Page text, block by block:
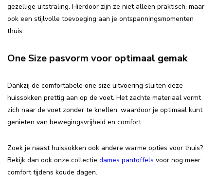
gezellige uitstraling. Hierdoor zijn ze niet alleen praktisch, maar
ook een stijlvolle toevoeging aan je ontspanningsmomenten
thuis.
One Size pasvorm voor optimaal gemak
Dankzij de comfortabele one size uitvoering sluiten deze
huissokken prettig aan op de voet. Het zachte materiaal vormt
zich naar de voet zonder te knellen, waardoor je optimaal kunt
genieten van bewegingsvrijheid en comfort.
Zoek je naast huissokken ook andere warme opties voor thuis?
Bekijk dan ook onze collectie dames pantoffels voor nog meer
comfort tijdens koude dagen.